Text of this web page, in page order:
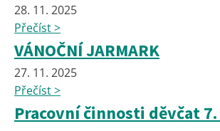
28. 11. 2025
Přečíst >
VÁNOČNÍ JARMARK
27. 11. 2025
Přečíst >
Pracovní činnosti děvčat 7.